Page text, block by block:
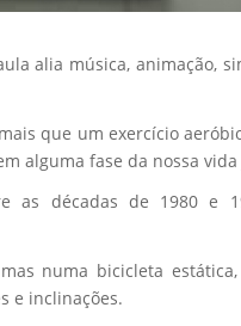
alia música, animação,
que um exercício
alguma fase da nossa
as décadas de 1980
numa bicicleta
e inclinações.